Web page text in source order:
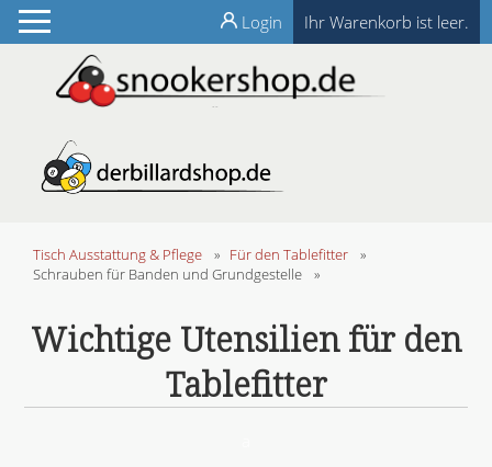
Ihr Warenkorb ist leer.
Login
Tisch Ausstattung & Pflege » Für den Tablefitter
»
Schrauben für Banden und Grundgestelle
»
Wichtige Utensilien für den
Tablefitter